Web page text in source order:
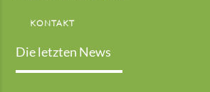
KONTAKT
Die letzten News